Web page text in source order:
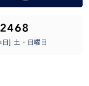
] 土・日曜日